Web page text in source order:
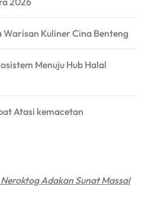
Warisan Kuliner Cina Benteng
Menuju Hub Halal
Atasi kemacetan
Adakan Sunat Massal